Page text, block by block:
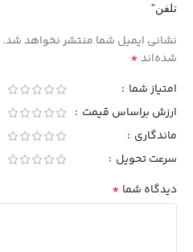
تلفن”
نشانی ایمیل شما منتشر نخواهد شد.
شده‌اند*
امتیاز شما
ارزش براساس قیمت
ماندگاری
سرعت تحویل
دیدگاه شما *